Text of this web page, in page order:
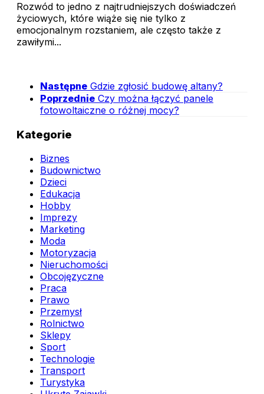
Rozwód to jedno z najtrudniejszych doświadczeń
życiowych, które wiąże się nie tylko z
emocjonalnym rozstaniem, ale często także z
zawiłymi...
Następne Gdzie zgłosić budowę altany?
Poprzednie Czy można łączyć panele
fotowoltaiczne o różnej mocy?
Kategorie
Biznes
Budownictwo
Dzieci
Edukacja
Hobby
Imprezy
Marketing
Moda
Motoryzacja
Nieruchomości
Obcojęzyczne
Praca
Prawo
Przemysł
Rolnictwo
Sklepy
Sport
Technologie
Transport
Turystyka